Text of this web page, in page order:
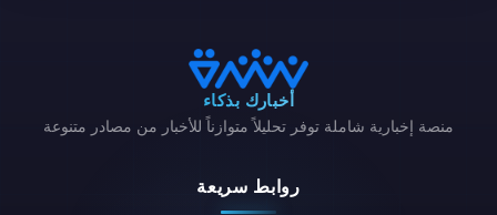
أخبارك بذكاء
منصة إخبارية شاملة توفر تحليلاً متوازناً للأخبار من مصادر متنوعة
روابط سريعة